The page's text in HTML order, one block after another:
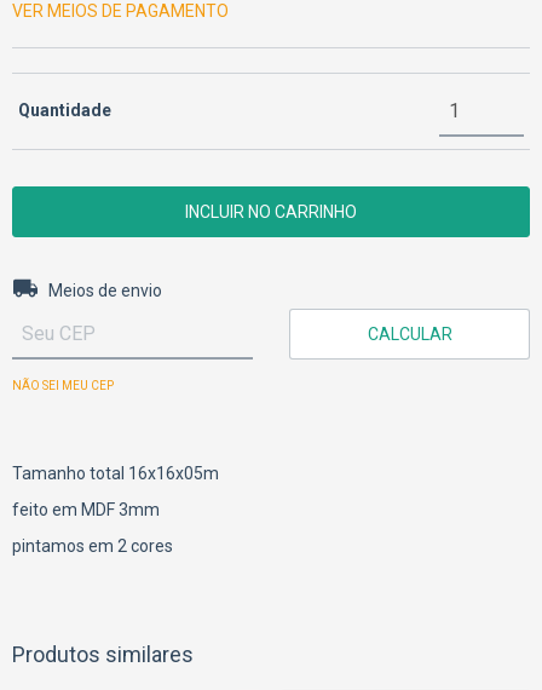
VER MEIOS DE PAGAMENTO
Quantidade
Entregas para o CEP:
Meios de envio
CALCULAR
NÃO SEI MEU CEP
Tamanho total 16x16x05m
feito em MDF 3mm
pintamos em 2 cores
Produtos similares